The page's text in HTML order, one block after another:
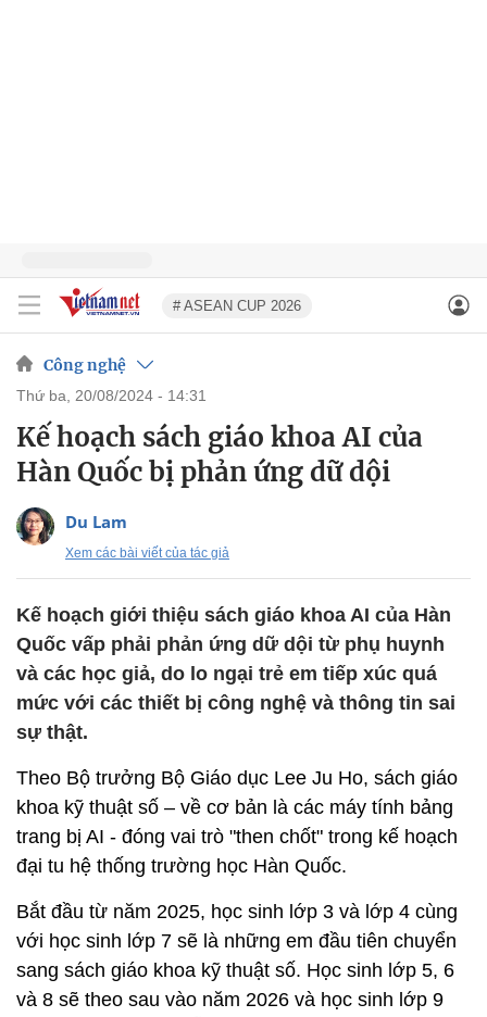
# ASEAN CUP 2026
Công nghệ
thứ ba, 20/08/2024 - 14:31
Kế hoạch sách giáo khoa AI của
Hàn Quốc bị phản ứng dữ dội
Du Lam
Xem các bài viết của tác giả
Kế hoạch giới thiệu sách giáo khoa AI của Hàn
Quốc vấp phải phản ứng dữ dội từ phụ huynh
và các học giả, do lo ngại trẻ em tiếp xúc quá
mức với các thiết bị công nghệ và thông tin sai
sự thật.
Theo Bộ trưởng Bộ Giáo dục Lee Ju Ho, sách giáo
khoa kỹ thuật số – về cơ bản là các máy tính bảng
trang bị AI - đóng vai trò "then chốt" trong kế hoạch
đại tu hệ thống trường học Hàn Quốc.
Bắt đầu từ năm 2025, học sinh lớp 3 và lớp 4 cùng
với học sinh lớp 7 sẽ là những em đầu tiên chuyển
sang sách giáo khoa kỹ thuật số. Học sinh lớp 5, 6
và 8 sẽ theo sau vào năm 2026 và học sinh lớp 9